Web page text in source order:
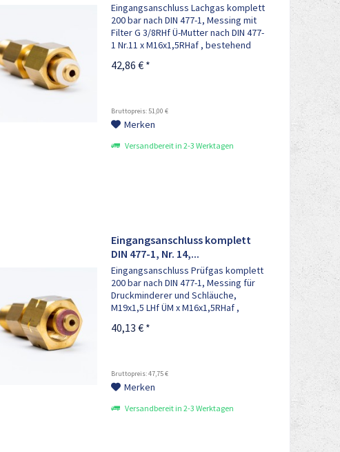
Eingangsanschluss Lachgas komplett
200 bar nach DIN 477-1, Messing mit
Filter G 3/8RHf Ü-Mutter nach DIN 477-
1 Nr.11 x M16x1,5RHaf , bestehend
, 1x Sinterfilter, 1x Filterschraube, 1x
42,86 € *
Bruttopreis: 51,00 €
Merken
Versandbereit in 2-3 Werktagen
Eingangsanschluss komplett
DIN 477-1, Nr. 14,...
Eingangsanschluss Prüfgas komplett
200 bar nach DIN 477-1, Messing für
Druckminderer und Schläuche,
M19x1,5 LHf ÜM x M16x1,5RHaf ,
M16x1,5RHaf , 1x Adapter 1x
40,13 € *
Bruttopreis: 47,75 €
Merken
Versandbereit in 2-3 Werktagen